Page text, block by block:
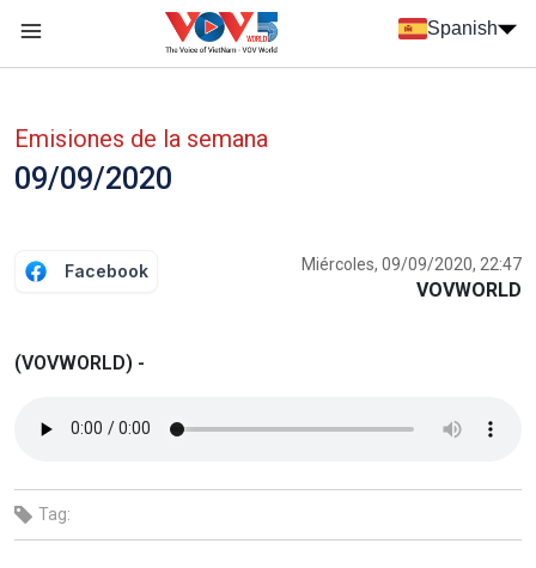
Spanish
Emisiones de la semana
09/09/2020
Facebook Miércoles, 09/09/2020, 22:47
VOVWORLD
(VOVWORLD) -
Tag: